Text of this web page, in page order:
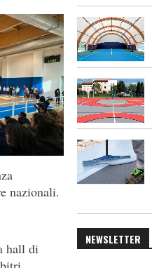
nazionali.
hall di
NEWSLETTER